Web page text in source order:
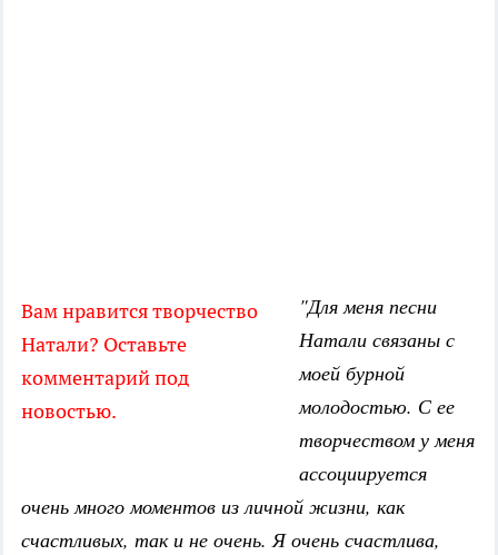
Вам нравится творчество
Натали? Оставьте
комментарий под
новостью.
"Для меня песни
Натали связаны с
моей бурной
молодостью. С ее
творчеством у меня
ассоциируется
очень много моментов из личной жизни, как
счастливых, так и не очень. Я очень счастлива,